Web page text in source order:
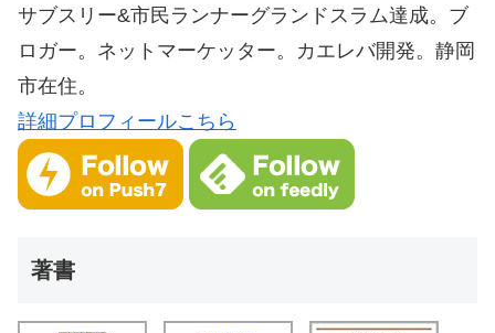
サブスリー&市民ランナーグランドスラム達成。ブ
ロガー。ネットマーケッター。カエレバ開発。静岡
市在住。
詳細プロフィールこちら
著書